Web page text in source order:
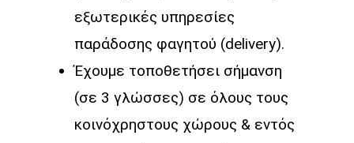
εξωτερικές υπηρεσίες
παράδοσης φαγητού (delivery).
Έχουμε τοποθετήσει σήμανση
(σε 3 γλώσσες) σε όλους τους
κοινόχρηστους χώρους & εντός